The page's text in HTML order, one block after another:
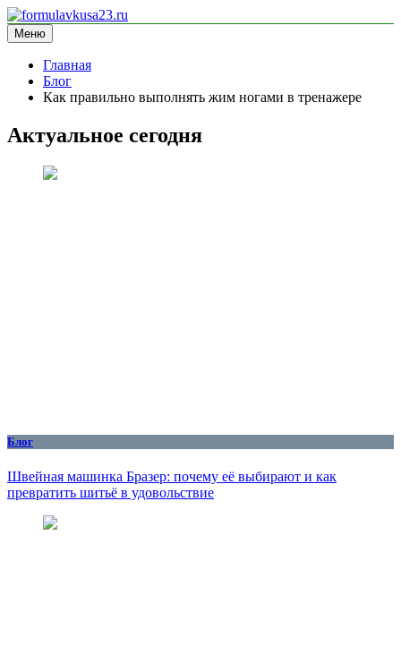
Перейти
к
содержимому
formulavkusa23.ru
блог про спорт
Меню
Главная
Блог
Как правильно выполнять жим ногами в тренажере
Актуальное сегодня
Блог
Швейная машинка Бразер: почему её выбирают и как
превратить шитьё в удовольствие